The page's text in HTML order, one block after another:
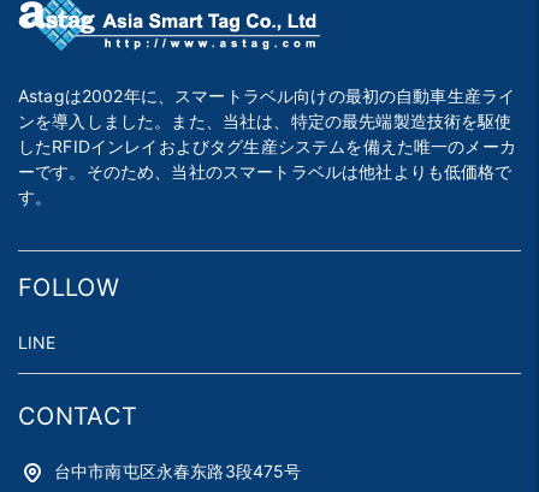
Astagは2002年に、スマートラベル向けの最初の自動車生産ライ
ンを導入しました。また、当社は、特定の最先端製造技術を駆使
したRFIDインレイおよびタグ生産システムを備えた唯一のメーカ
ーです。そのため、当社のスマートラベルは他社よりも低価格で
す。
FOLLOW
LINE
CONTACT
台中市南屯区永春东路3段475号